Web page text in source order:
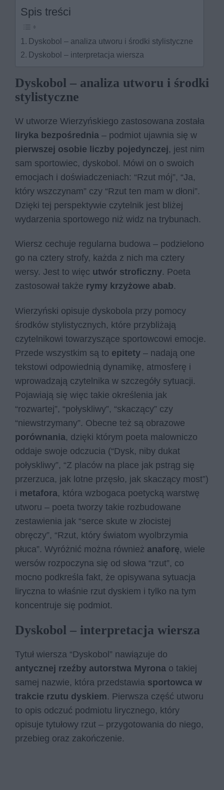
Spis treści
Dyskobol – analiza utworu i środki stylistyczne
Dyskobol – interpretacja wiersza
Dyskobol – analiza utworu i środki
stylistyczne
W utworze Wierzyńskiego zastosowana została
liryka bezpośrednia – podmiot ujawnia się w
pierwszej osobie liczby pojedynczej, jest nim
sam sportowiec, dyskobol. Mówi on o swoich
emocjach i doświadczeniach: “Rzut mój”, “Ja,
który wszczynam” czy “Rzut ten mam w dłoni”.
Dzięki tej perspektywie czytelnik jest bliżej
wydarzenia sportowego niż widz na trybunach.
Wiersz cechuje regularna budowa – podzielono
go na cztery strofy, każda z nich ma cztery
wersy. Jest to więc utwór stroficzny. Poeta
zastosował także rymy krzyżowe abab.
Wierzyński opisuje dyskobola przy pomocy
środków stylistycznych, które przybliżają
czytelnikowi towarzyszące sportowcowi emocje.
Przede wszystkim są to epitety – nadają one
tekstowi odpowiednią dynamikę, atmosferę i
wprowadzają czytelnika w szczegóły sytuacji.
Pojawiają się więc takie określenia jak
“rozwartej”, “połyskliwy”, “skaczący” czy
“niewstrzymany”. Obecne też są obrazowe
porównania, dzięki którym poeta malowniczo
oddaje swoje odczucia (“Dysk, niby dukat
połyskliwy”, “Z placów na place jak pstrąg się
przerzuca, jak lotne przęsło, jak skaczący most”)
i metafora, która wzbogaca poetycką warstwę
utworu – poeta tworzy takie rozbudowane
zestawienia jak “serce skute w złocistej
obręczy”, “Rzut, który światom wyolbrzymia
płuca”. Wyróżnić można również anaforę, wiele
wersów rozpoczyna się od słowa “rzut”, co
mocno podkreśla fakt, że opisywana sytuacja
liryczna to właśnie rzut dyskiem i tylko na tym
koncentruje się podmiot.
Dyskobol – interpretacja wiersza
Tytuł wiersza “Dyskobol” nawiązuje do
antycznej rzeźby autorstwa Myrona o takiej
samej nazwie, która przedstawia sportowca w
trakcie rzutu dyskiem. Pierwsza część utworu
to opis odczuć podmiotu lirycznego, który
opisuje tytułowy rzut – przygotowania do niego,
przebieg oraz zakończenie.